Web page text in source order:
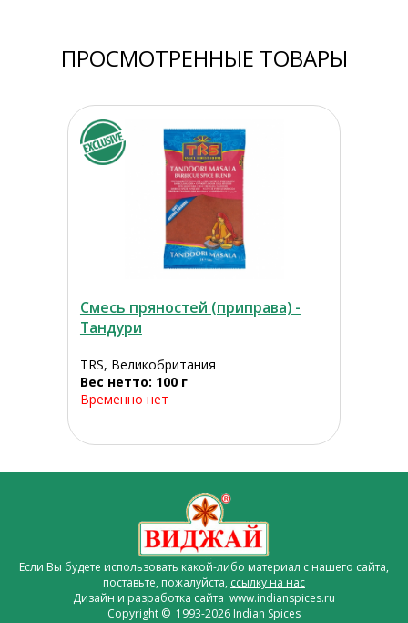
ПРОСМОТРЕННЫЕ ТОВАРЫ
Смесь пряностей (приправа) -
Тандури
TRS, Великобритания
Вес нетто: 100 г
Временно нет
Если Вы будете использовать какой-либо материал с нашего сайта,
поставьте, пожалуйста, ссылку на нас
Дизайн и разработка сайта www.indianspices.ru
Copyright © 1993-2026 Indian Spices